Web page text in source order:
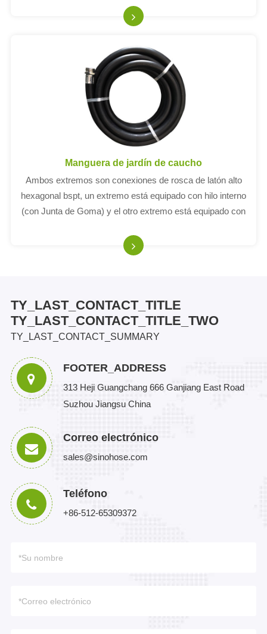
mango de la manguera;E.4 "conexiones roscad
Manguera de jardín de caucho
Ambos extremos son conexiones de rosca de latón alto
hexagonal bspt, un extremo está equipado con hilo interno
(con Junta de Goma) y el otro extremo está equipado con
manguera a través de una tapa resiste
TY_LAST_CONTACT_TITLE
TY_LAST_CONTACT_TITLE_TWO
TY_LAST_CONTACT_SUMMARY
FOOTER_ADDRESS
313 Heji Guangchang 666 Ganjiang East Road
Suzhou Jiangsu China
Correo electrónico
sales@sinohose.com
Teléfono
+86-512-65309372